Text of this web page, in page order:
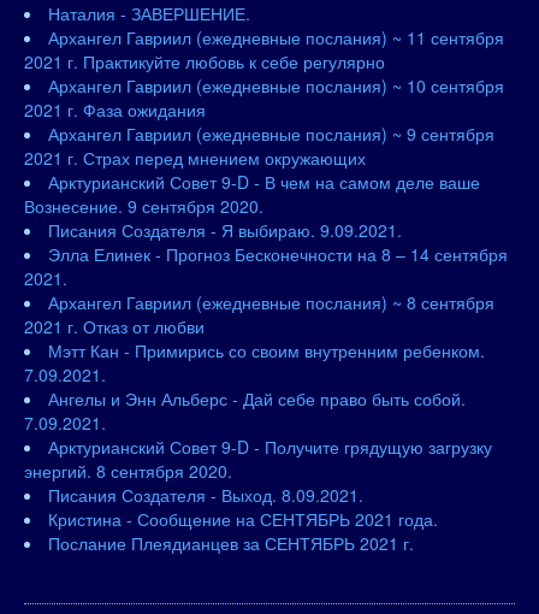
Наталия - ЗАВЕРШЕНИЕ.
Архангел Гавриил (ежедневные послания) ~ 11 сентября
2021 г. Практикуйте любовь к себе регулярно
Архангел Гавриил (ежедневные послания) ~ 10 сентября
2021 г. Фаза ожидания
Архангел Гавриил (ежедневные послания) ~ 9 сентября
2021 г. Страх перед мнением окружающих
Арктурианский Совет 9-D - В чем на самом деле ваше
Вознесение. 9 сентября 2020.
Писания Создателя - Я выбираю. 9.09.2021.
Элла Елинек - Прогноз Бесконечности на 8 – 14 сентября
2021.
Архангел Гавриил (ежедневные послания) ~ 8 сентября
2021 г. Отказ от любви
Мэтт Кан - Примирись со своим внутренним ребенком.
7.09.2021.
Ангелы и Энн Альберс - Дай себе право быть собой.
7.09.2021.
Арктурианский Совет 9-D - Получите грядущую загрузку
энергий. 8 сентября 2020.
Писания Создателя - Выход. 8.09.2021.
Кристина - Сообщение на СЕНТЯБРЬ 2021 года.
Послание Плеядианцев за СЕНТЯБРЬ 2021 г.